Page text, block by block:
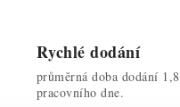
Rychlé dodání
průměrná doba dodání 1,8
pracovního dne.